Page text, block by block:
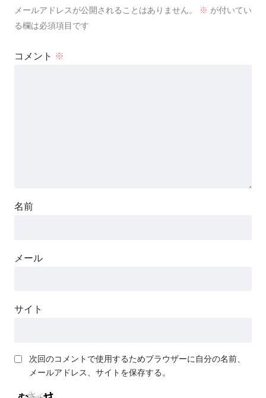
メールアドレスが公開されることはありません。 ※ が付いてい
る欄は必須項目です
コメント ※
名前
メール
サイト
次回のコメントで使用するためブラウザーに自分の名前、
メールアドレス、サイトを保存する。